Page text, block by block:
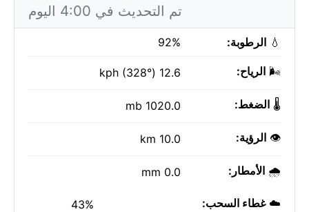
تم التحديث في 4:00 اليوم
💧 الرطوبة: 92%
🌬️ الرياح: 12.6 kph (328°)
🌡️ الضغط: 1020.0 mb
👁️ الرؤية: 10.0 km
🌧️ الأمطار: 0.0 mm
☁️غطاء السحب: 43%